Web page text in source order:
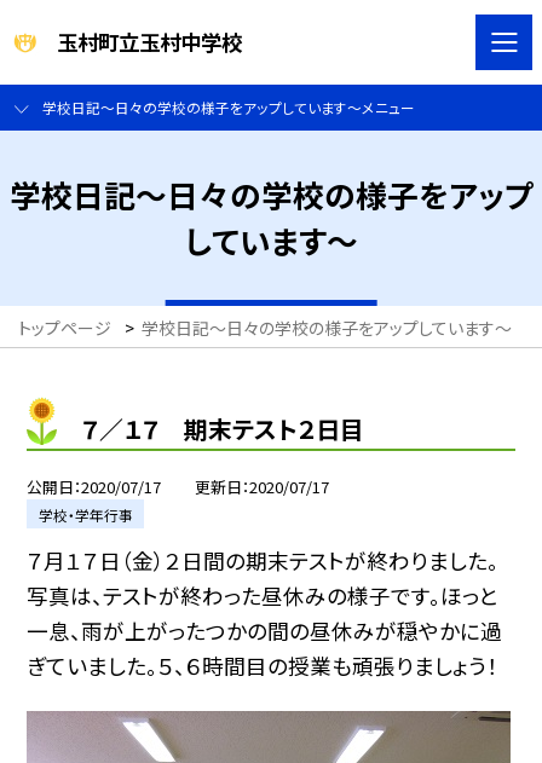
玉村町立玉村中学校
学校日記～日々の学校の様子をアップしています～メニュー
学校日記～日々の学校の様子をアップ
しています～
トップページ > 学校日記～日々の学校の様子をアップしています～
７／１７ 期末テスト２日目
公開日 2020/07/17 更新日 2020/07/17
学校・学年行事
７月１７日（金）２日間の期末テストが終わりました。
写真は、テストが終わった昼休みの様子です。ほっと
一息、雨が上がったつかの間の昼休みが穏やかに過
ぎていました。５、６時間目の授業も頑張りましょう！